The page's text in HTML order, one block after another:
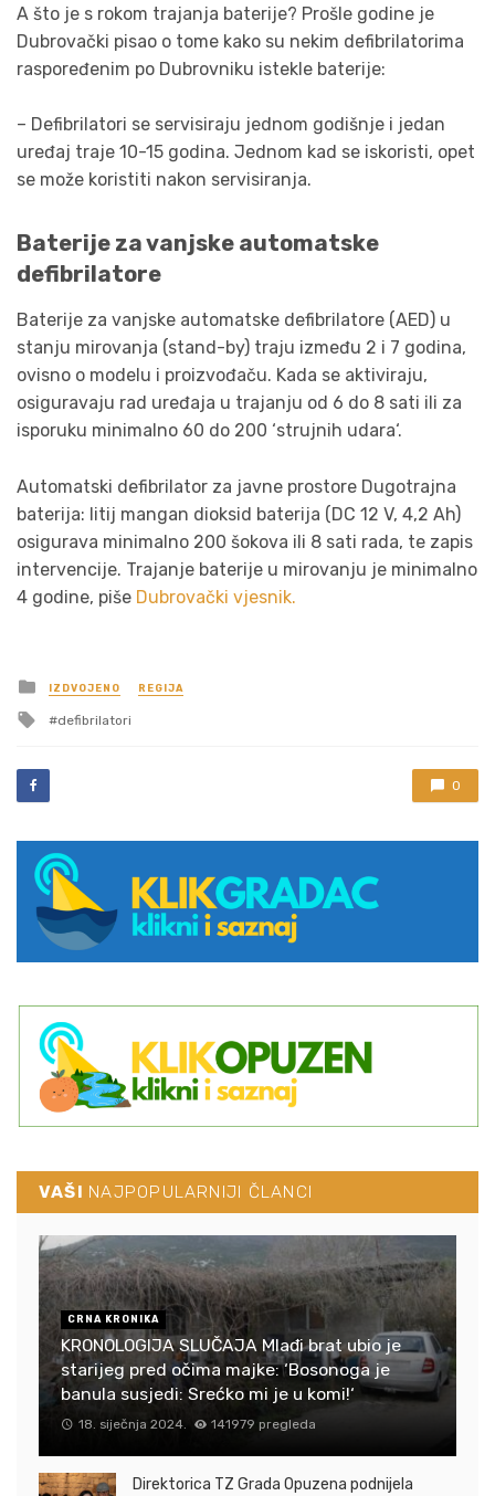
A što je s rokom trajanja baterije? Prošle godine je
Dubrovački pisao o tome kako su nekim defibrilatorima
raspoređenim po Dubrovniku istekle baterije:
– Defibrilatori se servisiraju jednom godišnje i jedan
uređaj traje 10-15 godina. Jednom kad se iskoristi, opet
se može koristiti nakon servisiranja.
Baterije za vanjske automatske
defibrilatore
Baterije za vanjske automatske defibrilatore (AED) u
stanju mirovanja (stand-by) traju između 2 i 7 godina,
ovisno o modelu i proizvođaču. Kada se aktiviraju,
osiguravaju rad uređaja u trajanju od 6 do 8 sati ili za
isporuku minimalno 60 do 200 ‘strujnih udara‘.
Automatski defibrilator za javne prostore Dugotrajna
baterija: litij mangan dioksid baterija (DC 12 V, 4,2 Ah)
osigurava minimalno 200 šokova ili 8 sati rada, te zapis
intervencije. Trajanje baterije u mirovanju je minimalno
4 godine, piše Dubrovački vjesnik.
Posted
in
IZDVOJENO REGIJA
Tagged
defibrilatori
0
VAŠI NAJPOPULARNIJI ČLANCI
CRNA KRONIKA
KRONOLOGIJA SLUČAJA Mlađi brat ubio je
starijeg pred očima majke: ‘Bosonoga je
banula susjedi: Srećko mi je u komi!‘
18. siječnja 2024. 141979 pregleda
Direktorica TZ Grada Opuzena podnijela